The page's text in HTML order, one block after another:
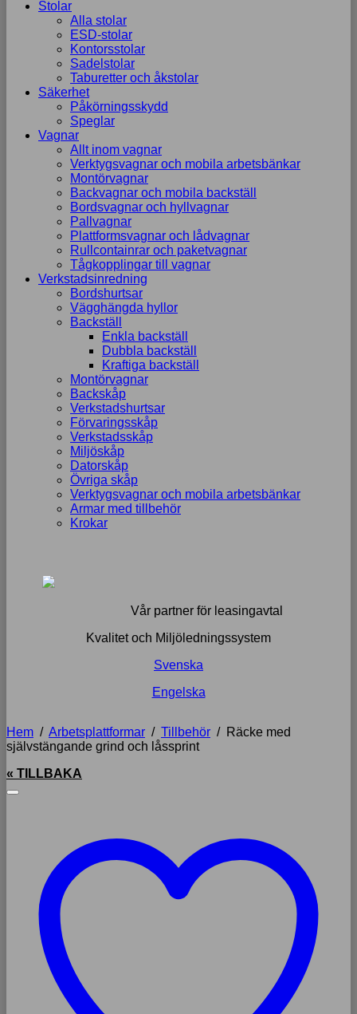
Stolar
Alla stolar
ESD-stolar
Kontorsstolar
Sadelstolar
Taburetter och åkstolar
Säkerhet
Påkörningsskydd
Speglar
Vagnar
Allt inom vagnar
Verktygsvagnar och mobila arbetsbänkar
Montörvagnar
Backvagnar och mobila backställ
Bordsvagnar och hyllvagnar
Pallvagnar
Plattformsvagnar och lådvagnar
Rullcontainrar och paketvagnar
Tågkopplingar till vagnar
Verkstadsinredning
Bordshurtsar
Vägghängda hyllor
Backställ
Enkla backställ
Dubbla backställ
Kraftiga backställ
Montörvagnar
Backskåp
Verkstadshurtsar
Förvaringsskåp
Verkstadsskåp
Miljöskåp
Datorskåp
Övriga skåp
Verktygsvagnar och mobila arbetsbänkar
Armar med tillbehör
Krokar
Vår partner för leasingavtal
Kvalitet och Miljöledningssystem
Svenska
Engelska
Hem / Arbetsplattformar / Tillbehör / Räcke med
självstängande grind och låssprint
« TILLBAKA